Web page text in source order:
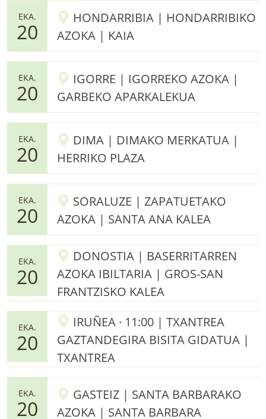
EKA.
20
HONDARRIBIA | HONDARRIBIKO
AZOKA | KAIA
EKA.
20
IGORRE | IGORREKO AZOKA |
GARBEKO APARKALEKUA
EKA.
20
DIMA | DIMAKO MERKATUA |
HERRIKO PLAZA
EKA.
20
SORALUZE | ZAPATUETAKO
AZOKA | SANTA ANA KALEA
EKA.
20
DONOSTIA | BASERRITARREN
AZOKA IBILTARIA | GROS-SAN
FRANTZISKO KALEA
EKA.
20
IRUÑEA · 11:00 | TXANTREA
GAZTANDEGIRA BISITA GIDATUA |
TXANTREA
EKA.
20
GASTEIZ | SANTA BARBARAKO
AZOKA | SANTA BARBARA